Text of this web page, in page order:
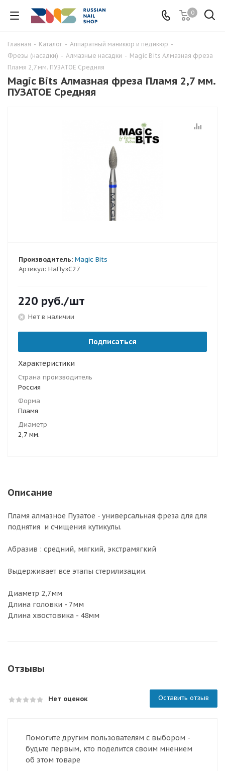
0
Главная - Каталог - Аппаратный маникюр и педикюр -
Фрезы (насадки) - Алмазные насадки - Magic Bits Алмазная фреза
Пламя 2,7 мм. ПУЗАТОЕ Средняя
Magic Bits Алмазная фреза Пламя 2,7 мм.
ПУЗАТОЕ Средняя
Артикул: НаПузС27
Производитель: Magic Bits
220 руб./шт
Нет в наличии
Подписаться
Характеристики
Страна производитель
Россия
Форма
Пламя
Диаметр
2,7 мм.
Описание
Пламя алмазное Пузатое - универсальная фреза для для
поднятия и счищения кутикулы.
Абразив : средний, мягкий, экстрамягкий
Выдерживает все этапы стерилизации.
Диаметр 2,7мм
Длина головки - 7мм
Длина хвостовика - 48мм
Отзывы
Нет оценок Оставить отзыв
Помогите другим пользователям с выбором -
будьте первым, кто поделится своим мнением
об этом товаре